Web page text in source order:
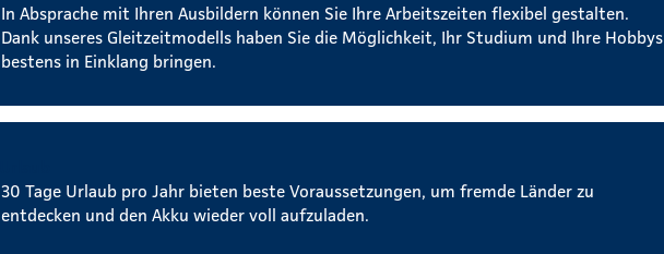
In Absprache mit Ihren Ausbildern können Sie Ihre Arbeitszeiten flexibel gestalten.
Dank unseres Gleitzeitmodells haben Sie die Möglichkeit, Ihr Studium und Ihre Hobbys
bestens in Einklang bringen.
30 Tage Urlaub pro Jahr bieten beste Voraussetzungen, um fremde Länder zu
entdecken und den Akku wieder voll aufzuladen.